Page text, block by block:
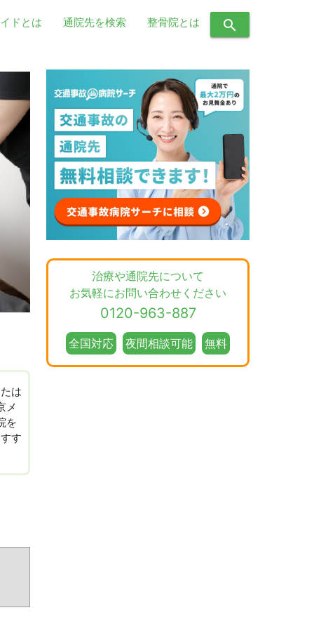
ドとは 通院先を検索 整骨院とは search
は
メ
を
す
治療や通院先について
お気軽にお問い合わせください
0120-963-887
全国対応 夜間相談可能 無料